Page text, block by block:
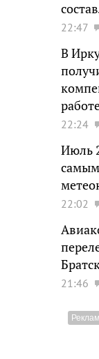
22:47
В
22:24
Июль
22:02
21:46